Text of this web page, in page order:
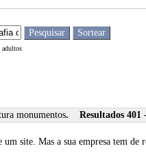
monumentos. Resultados 401 -
site. Mas a sua empresa tem de